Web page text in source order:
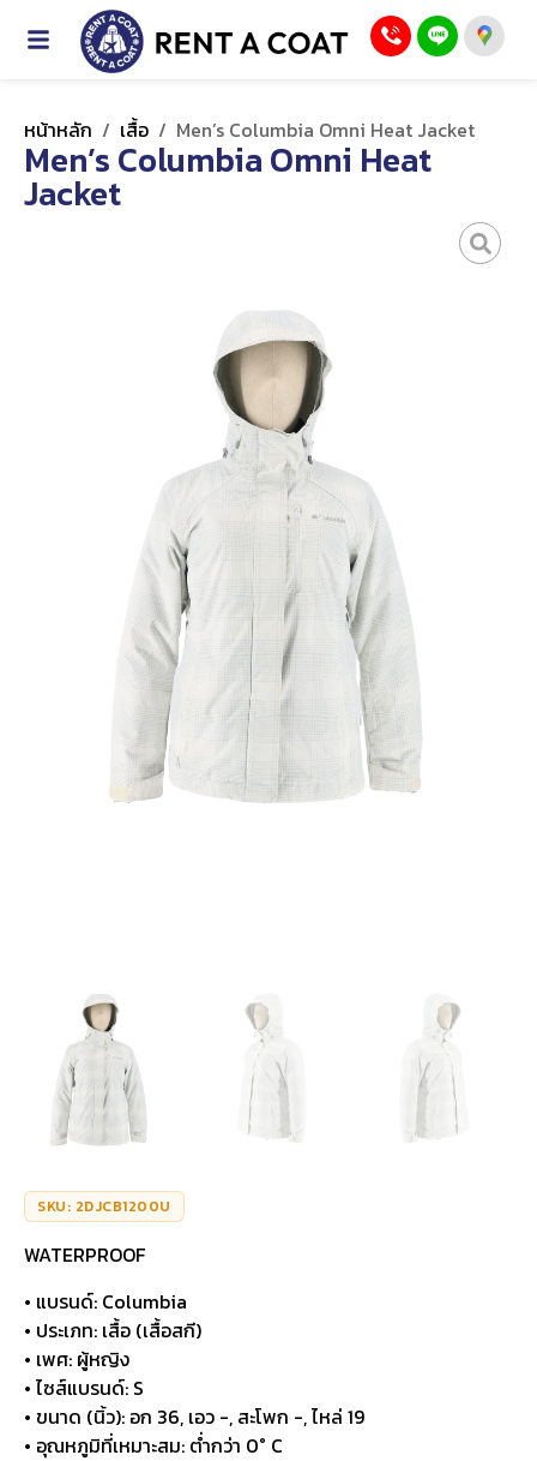
หน้าหลัก / เสื้อ / Men’s Columbia Omni Heat Jacket
Men’s Columbia Omni Heat
Jacket
SKU: 2DJCB1200U
WATERPROOF
• แบรนด์: Columbia
• ประเภท: เสื้อ (เสื้อสกี)
• เพศ: ผู้หญิง
• ไซส์แบรนด์: S
• ขนาด (นิ้ว): อก 36, เอว -, สะโพก -, ไหล่ 19
• อุณหภูมิที่เหมาะสม: ต่ำกว่า 0° C